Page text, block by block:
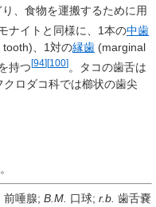
、食物を運搬するために用
ナイトと同様に、1本の中歯
tooth)、1対の縁歯(marginal
持つ[94][100]。タコの歯舌は
ロダコ科では櫛状の歯尖
前唾腺; B.M. 口球; r.b. 歯舌嚢